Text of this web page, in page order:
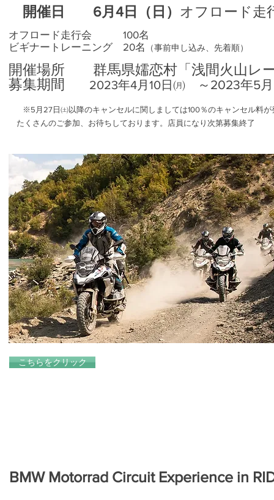
開催日 6月4日（日） オフロード走
オフロード走行会
100名
ビギナートレーニング 20名 （事前申し込み、先着順）
開催場所 群馬県嬬恋村「浅間火山レ
募集期間
2023年4月10日㈪ ～​2023年5
※5月2​7 日㈯以降のキャンセルに関しましては100％のキャンセル料
たくさんのご参加、お待ちしております。店員になり次第募集終了
こちらをクリック
BMW Motorrad Circuit Experience in